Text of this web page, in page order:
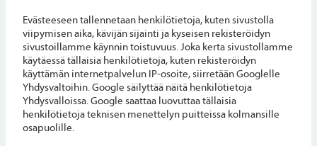
Evästeeseen tallennetaan henkilötietoja, kuten sivustolla
viipymisen aika, kävijän sijainti ja kyseisen rekisteröidyn
sivustoillamme käynnin toistuvuus. Joka kerta sivustollamme
käytäessä tällaisia henkilötietoja, kuten rekisteröidyn
käyttämän internetpalvelun IP-osoite, siirretään Googlelle
Yhdysvaltoihin. Google säilyttää näitä henkilötietoja
Yhdysvalloissa. Google saattaa luovuttaa tällaisia
henkilötietoja teknisen menettelyn puitteissa kolmansille
osapuolille.